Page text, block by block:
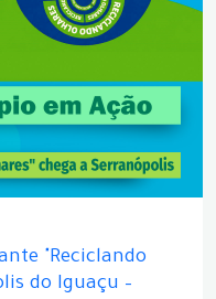
"Reciclando
do Iguaçu –